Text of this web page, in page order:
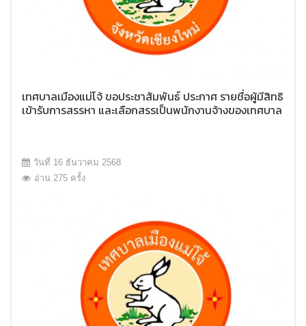
เทศบาลเมืองแม่โจ้ ขอประชาสัมพันธ์ ประกาศ รายชื่อผู้มีสิทธิ
เข้ารับการสรรหา และเลือกสรรเป็นพนักงานจ้างของเทศบาล
วันที่ 16 ธันวาคม 2568
อ่าน 275 ครั้ง